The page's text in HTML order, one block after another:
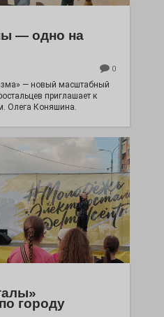
— одно на
0
— новый масштабный
приглашает к
Олега Коняшина.
городу